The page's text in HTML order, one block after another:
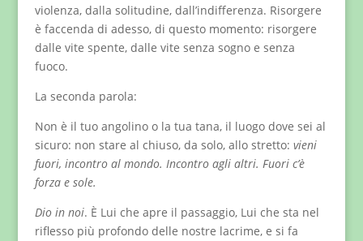
violenza, dalla solitudine, dall’indifferenza. Risorgere
è faccenda di adesso, di questo momento: risorgere
dalle vite spente, dalle vite senza sogno e senza
fuoco.
La seconda parola:
Non è il tuo angolino o la tua tana, il luogo dove sei al
sicuro: non stare al chiuso, da solo, allo stretto: vieni
fuori, incontro al mondo. Incontro agli altri. Fuori c’è
forza e sole.
Dio in noi. È Lui che apre il passaggio, Lui che sta nel
riflesso più profondo delle nostre lacrime, e si fa